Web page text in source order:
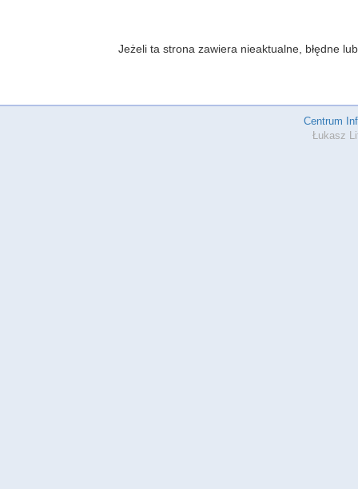
Jeżeli ta strona zawiera nieaktualne, błędne
Centrum
Łukasz